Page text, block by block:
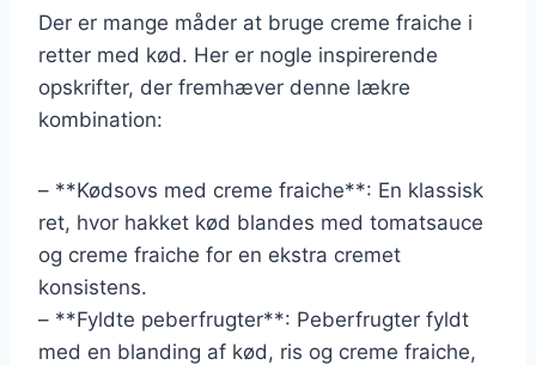
Der er mange måder at bruge creme fraiche i
retter med kød. Her er nogle inspirerende
opskrifter, der fremhæver denne lækre
kombination:
– **Kødsovs med creme fraiche**: En klassisk
ret, hvor hakket kød blandes med tomatsauce
og creme fraiche for en ekstra cremet
konsistens.
– **Fyldte peberfrugter**: Peberfrugter fyldt
med en blanding af kød, ris og creme fraiche,